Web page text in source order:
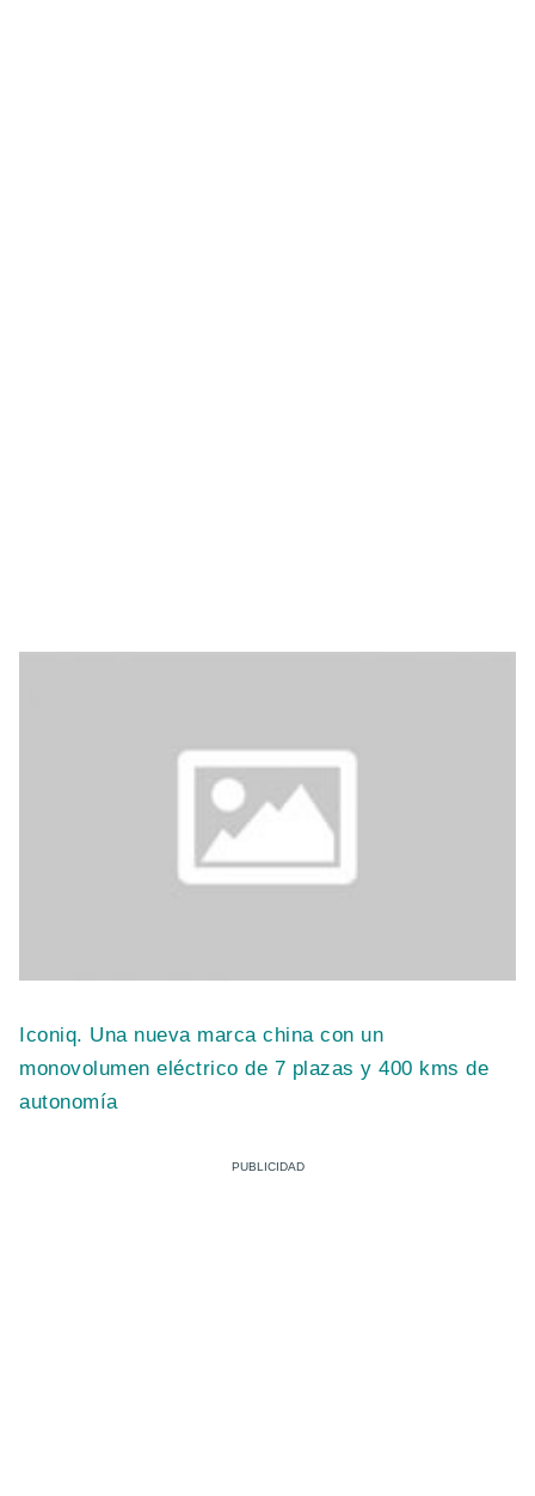
Iconiq. Una nueva marca china con un
monovolumen eléctrico de 7 plazas y 400 kms de
autonomía